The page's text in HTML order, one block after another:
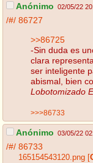
Anónimo 02/05/22
/#/ 86727
>>86725
-Sin duda es
clara
ser inteligente
abismal, bien
Lobotomizado
>>>86733
Anónimo 03/05/22
/#/ 86733
165154543120.png